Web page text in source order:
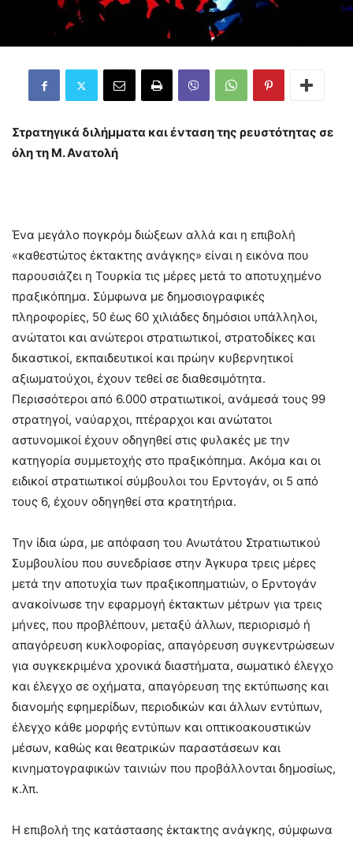
Στρατηγικά διλήμματα και ένταση της ρευστότητας σε
όλη τη Μ. Ανατολή
Ένα μεγάλο πογκρόμ διώξεων αλλά και η επιβολή
«καθεστώτος έκτακτης ανάγκης» είναι η εικόνα που
παρουσιάζει η Τουρκία τις μέρες μετά το αποτυχημένο
πραξικόπημα. Σύμφωνα με δημοσιογραφικές
πληροφορίες, 50 έως 60 χιλιάδες δημόσιοι υπάλληλοι,
ανώτατοι και ανώτεροι στρατιωτικοί, στρατοδίκες και
δικαστικοί, εκπαιδευτικοί και πρώην κυβερνητικοί
αξιωματούχοι, έχουν τεθεί σε διαθεσιμότητα.
Περισσότεροι από 6.000 στρατιωτικοί, ανάμεσά τους 99
στρατηγοί, ναύαρχοι, πτέραρχοι και ανώτατοι
αστυνομικοί έχουν οδηγηθεί στις φυλακές με την
κατηγορία συμμετοχής στο πραξικόπημα. Ακόμα και οι
ειδικοί στρατιωτικοί σύμβουλοι του Ερντογάν, οι 5 από
τους 6, έχουν οδηγηθεί στα κρατητήρια.
Την ίδια ώρα, με απόφαση του Ανωτάτου Στρατιωτικού
Συμβουλίου που συνεδρίασε στην Άγκυρα τρεις μέρες
μετά την αποτυχία των πραξικοπηματιών, ο Ερντογάν
ανακοίνωσε την εφαρμογή έκτακτων μέτρων για τρεις
μήνες, που προβλέπουν, μεταξύ άλλων, περιορισμό ή
απαγόρευση κυκλοφορίας, απαγόρευση συγκεντρώσεων
για συγκεκριμένα χρονικά διαστήματα, σωματικό έλεγχο
και έλεγχο σε οχήματα, απαγόρευση της εκτύπωσης και
διανομής εφημερίδων, περιοδικών και άλλων εντύπων,
έλεγχο κάθε μορφής εντύπων και οπτικοακουστικών
μέσων, καθώς και θεατρικών παραστάσεων και
κινηματογραφικών ταινιών που προβάλλονται δημοσίως,
κ.λπ.
Η επιβολή της κατάστασης έκτακτης ανάγκης, σύμφωνα